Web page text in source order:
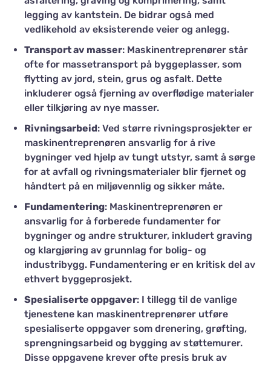
legging av kantstein. De bidrar også med
vedlikehold av eksisterende veier og anlegg.
Transport av masser: Maskinentreprenører står
ofte for massetransport på byggeplasser, som
flytting av jord, stein, grus og asfalt. Dette
inkluderer også fjerning av overflødige materialer
eller tilkjøring av nye masser.
Rivningsarbeid: Ved større rivningsprosjekter er
maskinentreprenøren ansvarlig for å rive
bygninger ved hjelp av tungt utstyr, samt å sørge
for at avfall og rivningsmaterialer blir fjernet og
håndtert på en miljøvennlig og sikker måte.
Fundamentering: Maskinentreprenøren er
ansvarlig for å forberede fundamenter for
bygninger og andre strukturer, inkludert graving
og klargjøring av grunnlag for bolig- og
industribygg. Fundamentering er en kritisk del av
ethvert byggeprosjekt.
Spesialiserte oppgaver: I tillegg til de vanlige
tjenestene kan maskinentreprenører utføre
spesialiserte oppgaver som drenering, grøfting,
sprengningsarbeid og bygging av støttemurer.
Disse oppgavene krever ofte presis bruk av